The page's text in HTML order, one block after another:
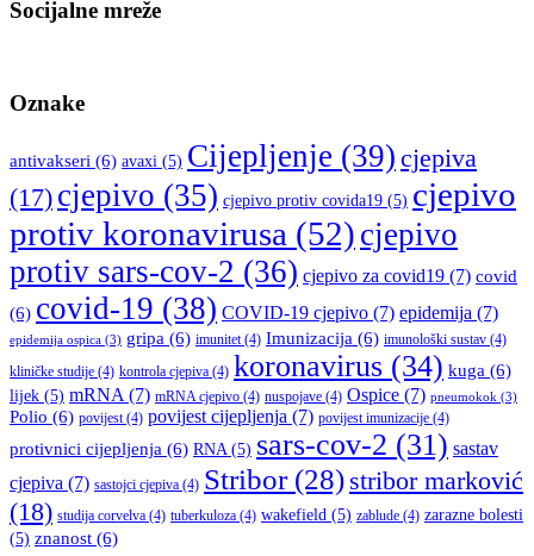
Socijalne mreže
Oznake
antivakseri (6) avaxi (5) Cijepljenje (39) cjepiva
(17) cjepivo (35) cjepivo protiv covida19 (5) cjepivo
protiv koronavirusa (52) cjepivo
protiv sars-cov-2 (36) cjepivo za covid19 (7) covid
(6) covid-19 (38) COVID-19 cjepivo (7) epidemija (7)
epidemija ospica (3) gripa (6) imunitet(4) Imunizacija (6) imunološki sustav (4)
kliničke studije (4) kontrola cjepiva (4) koronavirus (34) kuga (6)
lijek (5) mRNA (7) mRNA cjepivo (4) nuspojave (4) Ospice (7) pneumokok (3)
Polio (6) povijest(4) povijest cijepljenja (7) povijest imunizacije (4)
protivnici cijepljenja (6) RNA(5) sars-cov-2 (31) sastav
cjepiva (7) sastojci cjepiva (4) Stribor(28) stribor marković
(18) studija corvelva (4) tuberkuloza (4) wakefield (5) zablude (4) zarazne bolesti
(5) znanost (6)